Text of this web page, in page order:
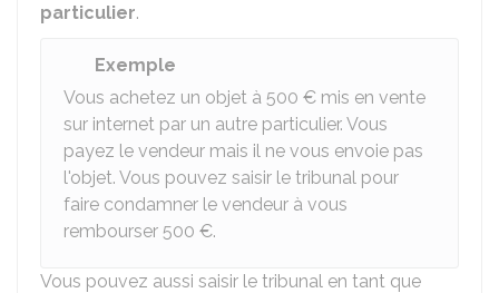
particulier.
Exemple
Vous achetez un objet à 500 € mis en vente
sur internet par un autre particulier. Vous
payez le vendeur mais il ne vous envoie pas
l'objet. Vous pouvez saisir le tribunal pour
faire condamner le vendeur à vous
rembourser 500 €.
Vous pouvez aussi saisir le tribunal en tant que